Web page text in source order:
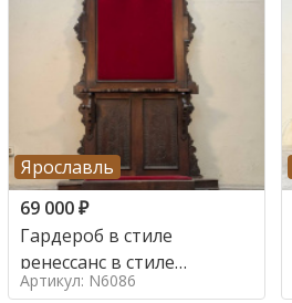
Ярославль
69 000₽
Гардероб в стиле
ренессанс в стиле
ренессанс,
Артикул: N6086